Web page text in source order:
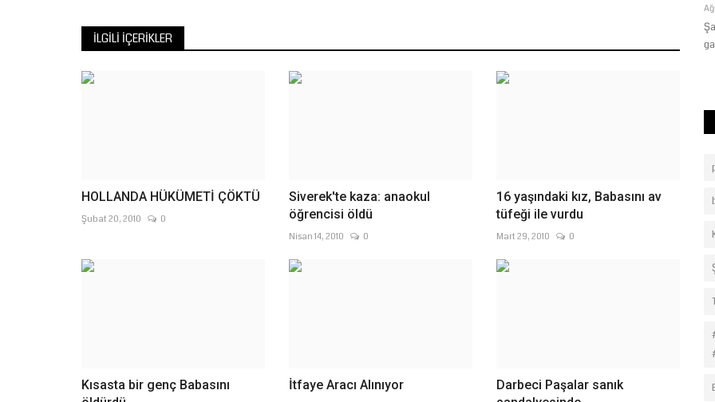
İLGILI İÇERIKLER
HOLLANDA HÜKÜMETİ ÇÖKTÜ
Şubat 20, 2010 0
Siverek'te kaza: anaokul
öğrencisi öldü
Nisan 14, 2010 0
16 yaşındaki kız, Babasını av
tüfeği ile vurdu
Mart 29, 2010 0
Kısasta bir genç Babasını
İtfaye Aracı Alınıyor
Darbeci Paşalar sanık
Yazmacı’nın girişimiyle hemşirelik bölümünün ardından ebelik
bölümü de öğrenci kabulüne...